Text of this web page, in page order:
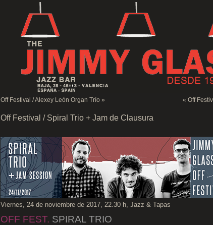
Off Festival / Alexey León Organ Trío » « Off
Off Festival / Spiral Trio + Jam de Clausura
Viernes, 24 de noviembre de 2017, 22.30 h, Jazz & Tapas
OFF FEST. SPIRAL TRIO